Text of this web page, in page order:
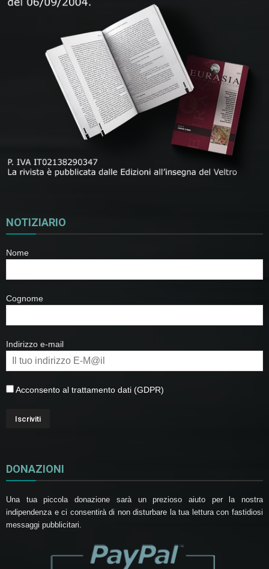
NOTIZIARIO
Nome
Cognome
Indirizzo e-mail
Acconsento al trattamento dati (GDPR)
DONAZIONI
Una tua piccola donazione sarà un prezioso aiuto per la nostra
indipendenza e ci consentirà di non disturbare la tua lettura con fastidiosi
messaggi pubblicitari.